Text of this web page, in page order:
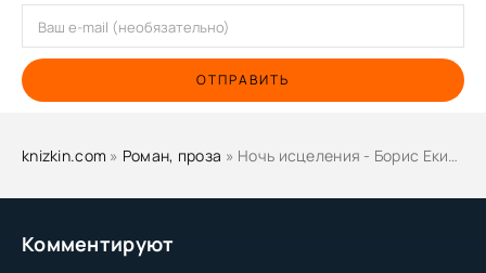
Комментируют
ОТПРАВИТЬ
knizkin.com » Роман, проза » Ночь исцеления - Борис Екимов